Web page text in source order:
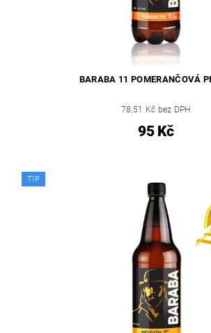
BARABA 11 POMERANČOVÁ
78,51 Kč bez DPH
95 Kč
TIP